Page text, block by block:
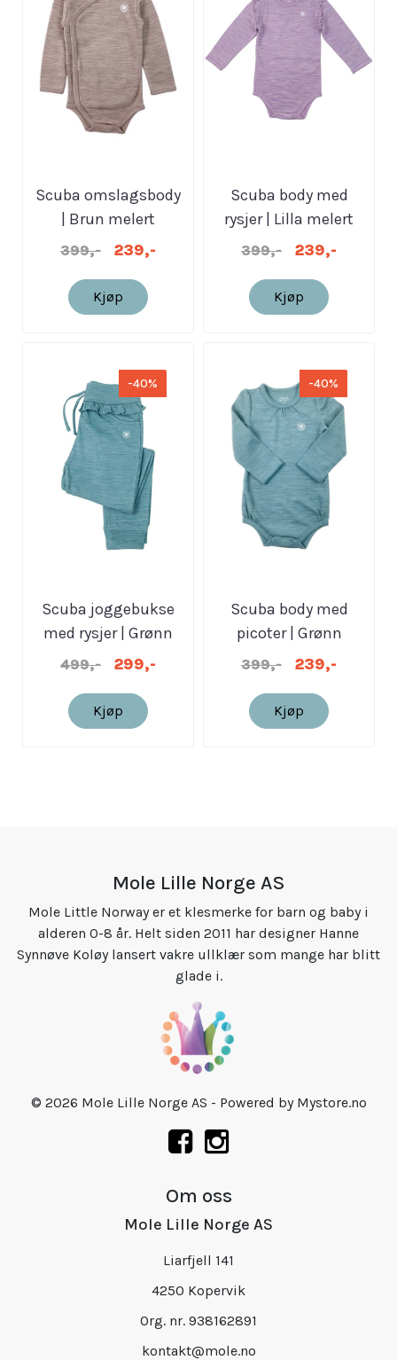
Scuba omslagsbody
| Brun melert
399,- 239,-
Kjøp
Scuba body med
rysjer | Lilla melert
399,- 239,-
Kjøp
-40%
Scuba joggebukse
med rysjer | Grønn
melert
499,- 299,-
Kjøp
-40%
Scuba body med
picoter | Grønn
melert
399,- 239,-
Kjøp
Mole Lille Norge AS
Mole Little Norway er et klesmerke for barn og baby i
alderen 0-8 år. Helt siden 2011 har designer Hanne
Synnøve Koløy lansert vakre ullklær som mange har blitt
glade i.
© 2026 Mole Lille Norge AS - Powered by Mystore.no
Om oss
Mole Lille Norge AS
Liarfjell 141
4250 Kopervik
Org. nr. 938162891
kontakt@mole.no